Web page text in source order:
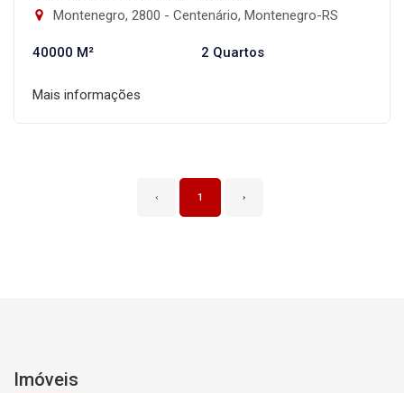
Montenegro, 2800 - Centenário, Montenegro-RS
40000 M² 2 Quartos
Mais informações
‹ 1 ›
Imóveis